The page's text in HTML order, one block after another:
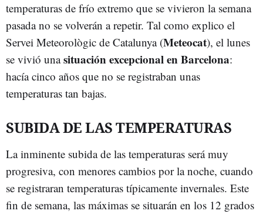
temperaturas de frío extremo que se vivieron la semana
pasada no se volverán a repetir. Tal como explico el
Servei Meteorològic de Catalunya (Meteocat), el lunes
se vivió unasituación excepcional en Barcelona:
hacía cinco años que no se registraban unas
temperaturas tan bajas.
SUBIDA DE LAS TEMPERATURAS
La inminente subida de las temperaturas será muy
progresiva, con menores cambios por la noche, cuando
se registraran temperaturas típicamente invernales. Este
fin de semana, las máximas se situarán en los 12 grados